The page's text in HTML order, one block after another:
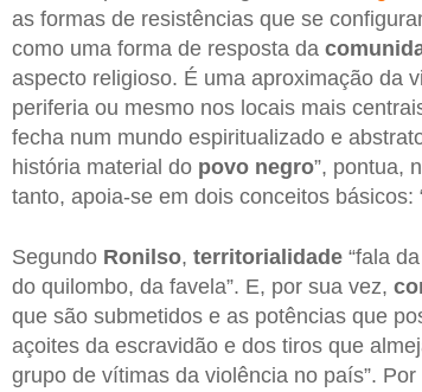
as formas de resistências que se
como uma forma de resposta da
aspecto religioso. É uma aproximação da
periferia ou mesmo nos locais mais
fecha num mundo espiritualizado e
história material do povo negro”, pontua,
tanto, apoia-se em dois conceitos básicos:
Segundo Ronilso, territorialidade“fala
do quilombo, da favela”. E, por sua vez,
que são submetidos e as potências que
açoites da escravidão e dos tiros que
grupo de vítimas da violência no país”.